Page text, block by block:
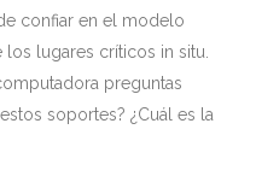
confiar en el modelo
lugares críticos in situ.
preguntas
soportes? ¿Cuál es la